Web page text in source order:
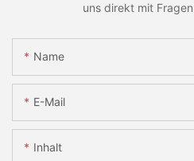
uns direkt mit
Name
E-Mail
Inhalt